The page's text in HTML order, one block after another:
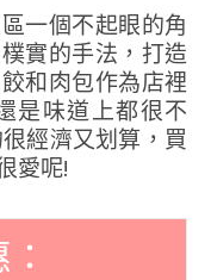
一個不起眼的角
實的手法，打造
和肉包作為店裡
是味道上都很不
經濟又划算，買
愛呢!